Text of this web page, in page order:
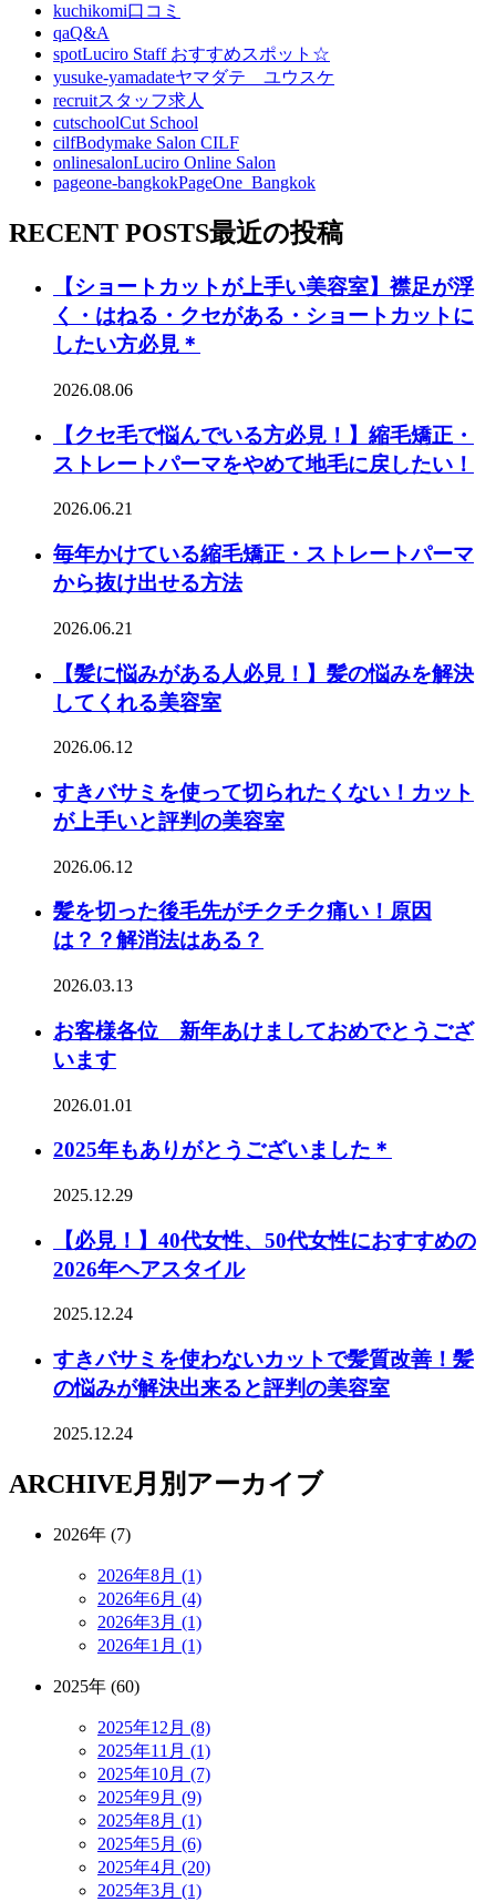
kuchikomi口コミ
qaQ&A
spotLuciro Staff おすすめスポット☆
yusuke-yamadateヤマダテ ユウスケ
recruitスタッフ求人
cutschoolCut School
cilfBodymake Salon CILF
onlinesalonLuciro Online Salon
pageone-bangkokPageOne_Bangkok
RECENT POSTS最近の投稿
【ショートカットが上手い美容室】襟足が浮
く・はねる・クセがある・ショートカットに
したい方必見＊
2026.08.06
【クセ毛で悩んでいる方必見！】縮毛矯正・
ストレートパーマをやめて地毛に戻したい！
2026.06.21
毎年かけている縮毛矯正・ストレートパーマ
から抜け出せる方法
2026.06.21
【髪に悩みがある人必見！】髪の悩みを解決
してくれる美容室
2026.06.12
すきバサミを使って切られたくない！カット
が上手いと評判の美容室
2026.06.12
髪を切った後毛先がチクチク痛い！原因
は？？解消法はある？
2026.03.13
お客様各位 新年あけましておめでとうござ
います
2026.01.01
2025年もありがとうございました＊
2025.12.29
【必見！】40代女性、50代女性におすすめの
2026年ヘアスタイル
2025.12.24
すきバサミを使わないカットで髪質改善！髪
の悩みが解決出来ると評判の美容室
2025.12.24
ARCHIVE月別アーカイブ
2026年 (7)
2026年8月 (1)
2026年6月 (4)
2026年3月 (1)
2026年1月 (1)
2025年 (60)
2025年12月 (8)
2025年11月 (1)
2025年10月 (7)
2025年9月 (9)
2025年8月 (1)
2025年5月 (6)
2025年4月 (20)
2025年3月 (1)